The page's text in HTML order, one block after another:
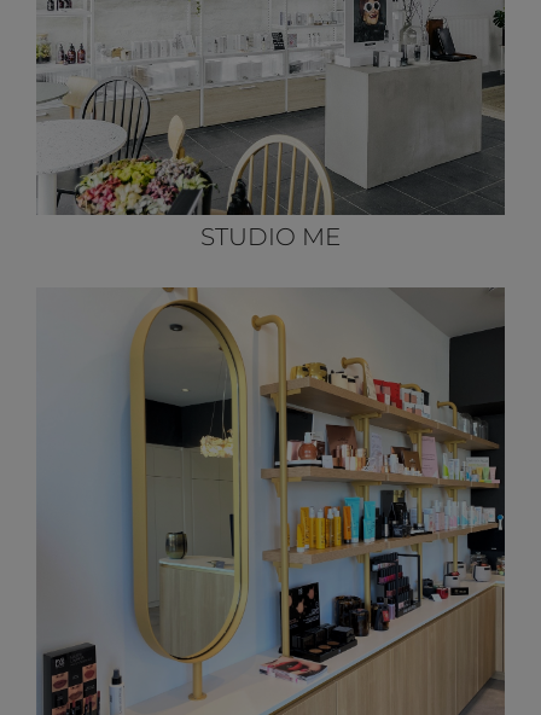
STUDIO ME